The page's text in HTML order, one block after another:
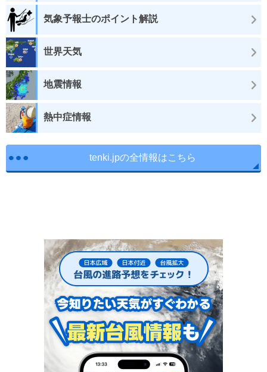
気象予報士のポイント解説
世界天気
地震情報
熱中症情報
tenki.jpの全情報はこちら